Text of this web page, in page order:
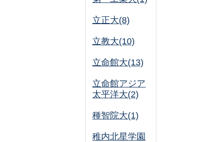
立正大(8)
立教大(10)
立命館大(13)
立命館アジア
太平洋大(2)
種智院大(1)
稚内北星学園